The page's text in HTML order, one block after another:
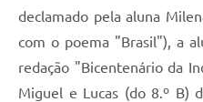
declamado pela aluna
com o poema "Brasil"), a
redação "Bicentenário da
Miguel e Lucas (do 8.º B)